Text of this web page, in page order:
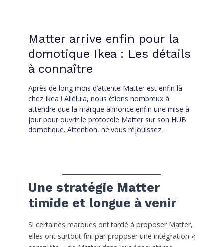
Matter arrive enfin pour la
domotique Ikea : Les détails
à connaître
Après de long mois d’attente Matter est enfin là
chez Ikea ! Alléluia, nous étions nombreux à
attendre que la marque annonce enfin une mise à
jour pour ouvrir le protocole Matter sur son HUB
domotique. Attention, ne vous réjouissez…
Une stratégie Matter
timide et longue à venir
Si certaines marques ont tardé à proposer Matter,
elles ont surtout fini par proposer une intégration «